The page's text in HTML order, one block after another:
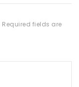
Required fields are